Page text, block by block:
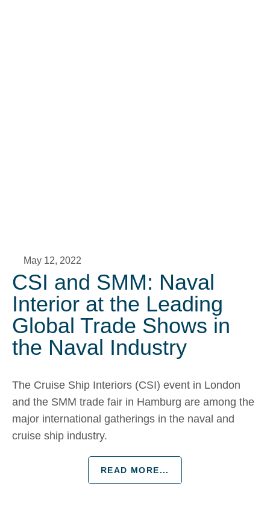
May 12, 2022
CSI and SMM: Naval
Interior at the Leading
Global Trade Shows in
the Naval Industry
The Cruise Ship Interiors (CSI) event in London
and the SMM trade fair in Hamburg are among the
major international gatherings in the naval and
cruise ship industry.
READ MORE...